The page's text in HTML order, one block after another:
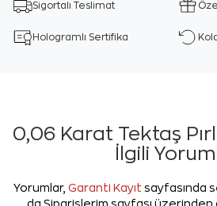
Sigortalı Teslimat
Hologramlı Sertifika
0,06 Karat Tektaş
İlgili
Yorumlar, Garanti Kayıt sayfasında
da Siparişlerim sayfası